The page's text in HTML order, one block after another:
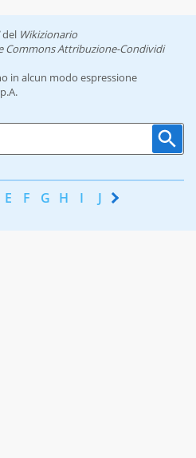
del Wikizionario
Commons Attribuzione-Condividi
in alcun modo espressione
E F G H I J K